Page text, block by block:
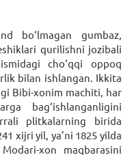
bo‘lmagan gumbaz,
qurilishni jozibali
cho‘qqi oppoq
bilan ishlangan. Ikkita
Bibi-xonim machiti, har
bag‘ishlanganligini
plitkalarning birida
xijri yil, ya’ni 1825 yilda
xon maqbarasini